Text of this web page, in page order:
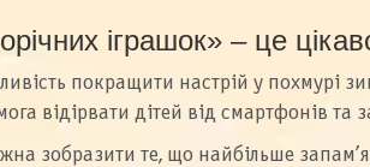
іграшок» – це
покращити настрій у похмурі
відірвати дітей від смартфонів та
зобразити те, що найбільше